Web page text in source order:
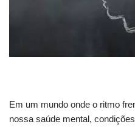
Em um mundo onde o ritmo
nossa saúde mental,